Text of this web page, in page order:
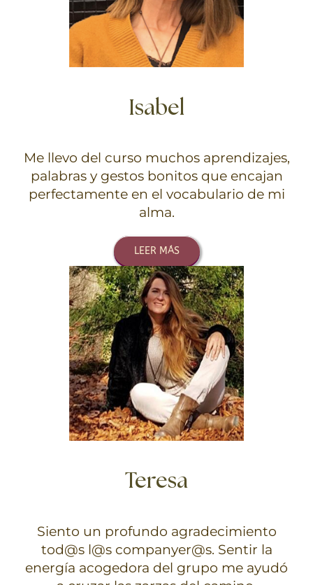
Isabel
Me llevo del curso muchos aprendizajes,
palabras y gestos bonitos que encajan
perfectamente en el vocabulario de mi
alma.
LEER MÁS
Teresa
Siento un profundo agradecimiento
tod@s l@s companyer@s. Sentir la
energía acogedora del grupo me ayudó